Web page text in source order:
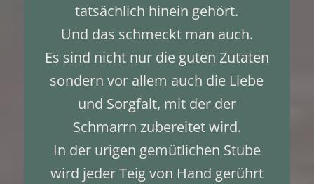
tatsächlich hinein gehört.
Und das schmeckt man auch.
Es sind nicht nur die guten Zutaten
sondern vor allem auch die Liebe
und Sorgfalt, mit der der
Schmarrn zubereitet wird.
In der urigen gemütlichen Stube
wird jeder Teig von Hand gerührt